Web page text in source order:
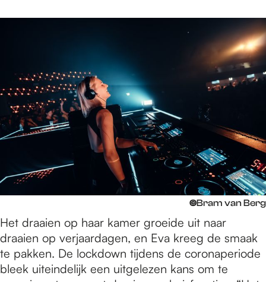
©Bram van Berg
Het draaien op haar kamer groeide uit naar
draaien op verjaardagen, en Eva kreeg de smaak
te pakken. De lockdown tijdens de coronaperiode
bleek uiteindelijk een uitgelezen kans om te